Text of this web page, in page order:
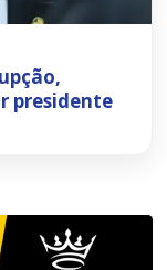
presidente